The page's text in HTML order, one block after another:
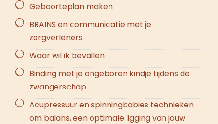
Geboorteplan maken
BRAINS en communicatie met je
zorgverleners
Waar wil ik bevallen
Binding met je ongeboren kindje tijdens de
zwangerschap
Acupressuur en spinningbabies technieken
om balans, een optimale ligging van jouw